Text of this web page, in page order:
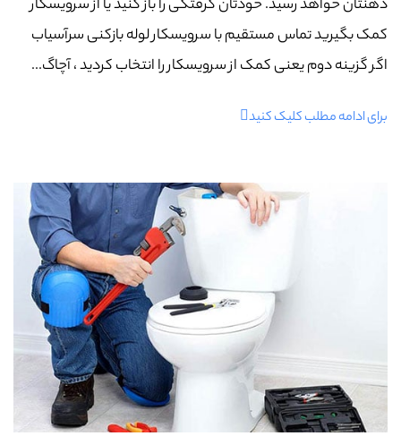
ذهنتان خواهد رسید. خودتان گرفتگی را باز کنید یا از سرویسکار
کمک بگیرید تماس مستقیم با سرویسکار لوله بازکنی سرآسیاب
اگر گزینه دوم یعنی کمک از سرویسکار را انتخاب کردید ، آچاگ...
برای ادامه مطلب کلیک کنید